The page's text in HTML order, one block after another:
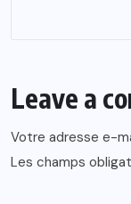
Leave a
Votre adresse e-
Les champs